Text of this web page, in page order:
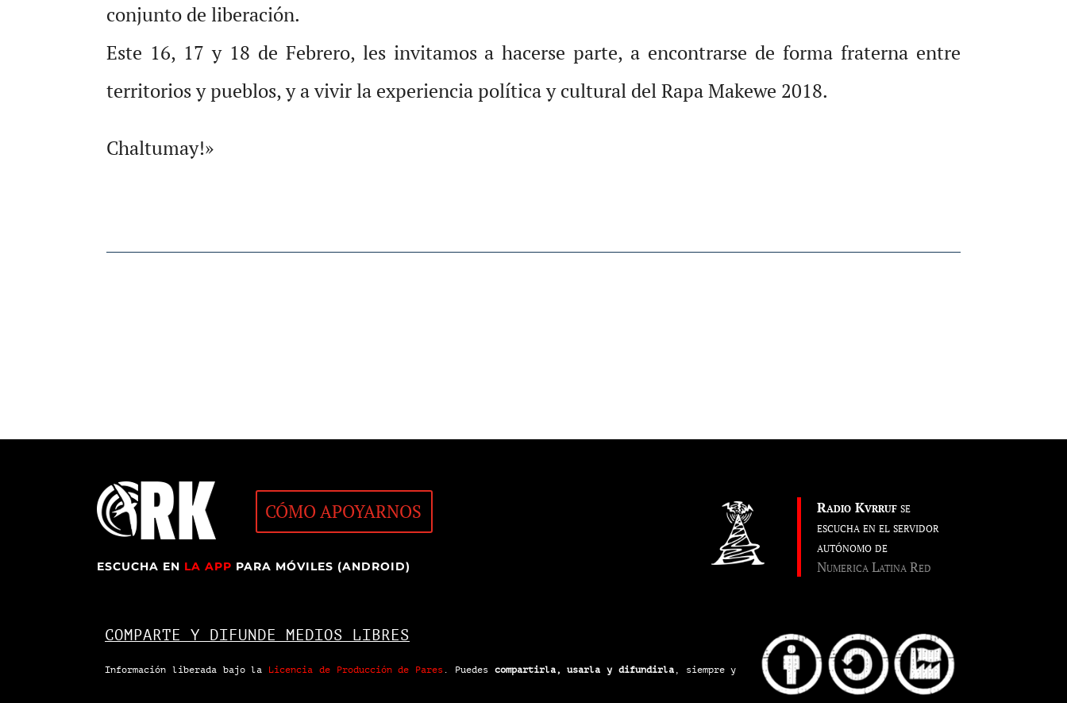
conjunto de liberación.
Este 16, 17 y 18 de Febrero, les invitamos a hacerse parte, a encontrarse de forma fraterna entre
territorios y pueblos, y a vivir la experiencia política y cultural del Rapa Makewe 2018.
Chaltumay!»
CÓMO APOYARNOS
ESCUCHA EN LA APP PARA MÓVILES (ANDROID)
Radio Kvrrufse
escucha en el servidor
autónomo de
Numerica Latina Red
COMPARTE Y DIFUNDE MEDIOS LIBRES
Información liberada bajo la Licencia de Producción de Pares . Puedes compartirla, usarla y difundirla, siempre y